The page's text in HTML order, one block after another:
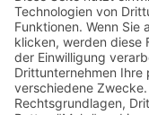
25 + 9 = ?